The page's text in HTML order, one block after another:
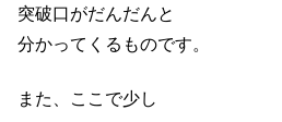
突破口がだんだんと
分かってくるものです。
また、ここで少し